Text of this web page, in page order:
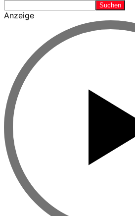
Suchen
Anzeige